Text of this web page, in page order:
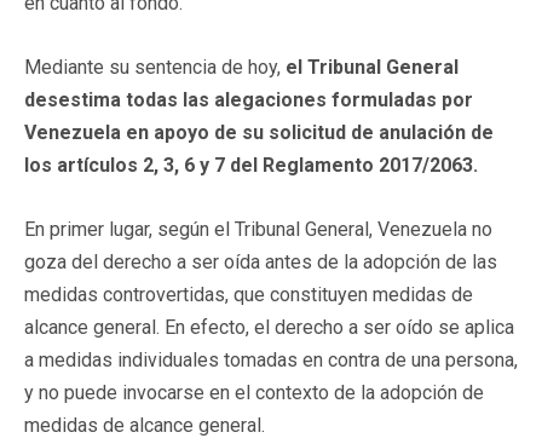
Mediante su sentencia de hoy, el Tribunal General
desestima todas las alegaciones formuladas por
Venezuela en apoyo de su solicitud de anulación de
los artículos 2, 3, 6 y 7 del Reglamento 2017/2063.
En primer lugar, según el Tribunal General, Venezuela no
goza del derecho a ser oída antes de la adopción de las
medidas controvertidas, que constituyen medidas de
alcance general. En efecto, el derecho a ser oído se aplica
a medidas individuales tomadas en contra de una persona,
y no puede invocarse en el contexto de la adopción de
medidas de alcance general.